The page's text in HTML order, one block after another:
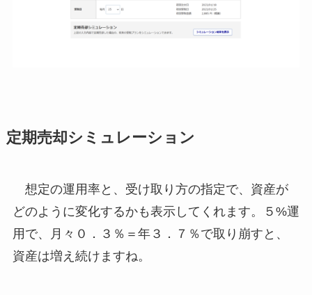
定期売却シミュレーション
想定の運用率と、受け取り方の指定で、資産が
どのように変化するかも表示してくれます。５%運
用で、月々０．３％＝年３．７％で取り崩すと、
資産は増え続けますね。